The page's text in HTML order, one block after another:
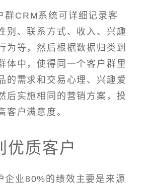
群CRM系统可详细记录客
别、联系方式、收入、兴趣
为等，然后根据数据归类到
体中，使得同一个客户群里
的需求和交易心理、兴趣爱
后实施相同的营销方案，投
客户满意度。
优质客户
企业80%的绩效主要是来源